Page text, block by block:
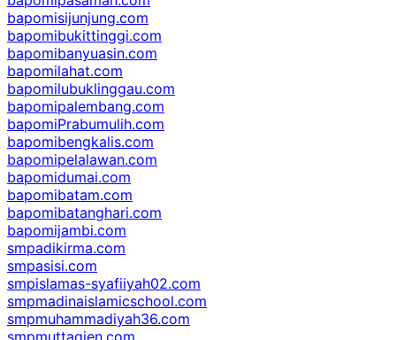
bapomisijunjung.com
bapomibukittinggi.com
bapomibanyuasin.com
bapomilahat.com
bapomilubuklinggau.com
bapomipalembang.com
bapomiPrabumulih.com
bapomibengkalis.com
bapomipelalawan.com
bapomidumai.com
bapomibatam.com
bapomibatanghari.com
bapomijambi.com
smpadikirma.com
smpasisi.com
smpislamas-syafiiyah02.com
smpmadinaislamicschool.com
smpmuhammadiyah36.com
smpmuttaqien.com